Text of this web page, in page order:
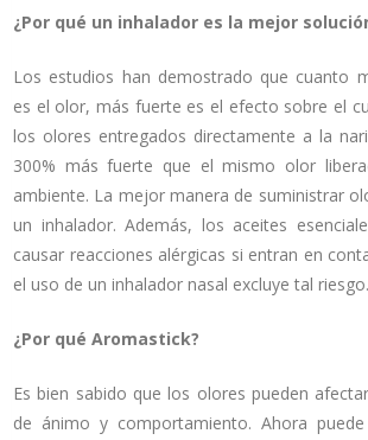
¿Por qué un inhalador es la mejor
Los estudios han demostrado que cuanto
es el olor, más fuerte es el efecto sobre el
los olores entregados directamente a la
300% más fuerte que el mismo olor
ambiente. La mejor manera de suministrar
un inhalador. Además, los aceites
causar reacciones alérgicas si entran en
el uso de un inhalador nasal excluye tal riesgo.
¿Por qué Aromastick?
Es bien sabido que los olores pueden
de ánimo y comportamiento. Ahora